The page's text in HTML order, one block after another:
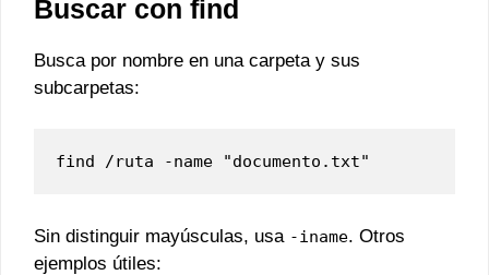
Buscar con find
Busca por nombre en una carpeta y sus
subcarpetas:
find /ruta -name "documento.txt"
Sin distinguir mayúsculas, usa -iname. Otros
ejemplos útiles: